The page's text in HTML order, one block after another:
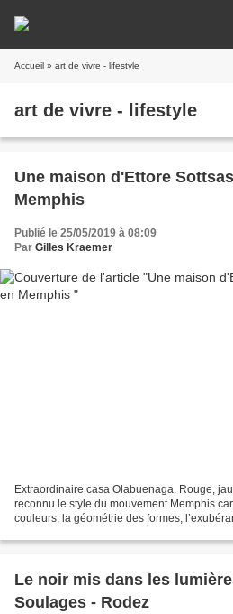
Accueil » art de vivre - lifestyle
art de vivre - lifestyle
Une maison d'Ettore
Memphis
Publié le 25/05/2019 à 08:09
Par Gilles Kraemer
Extraordinaire casa Olabuenaga. Rouge,
reconnu le style du mouvement Memphis
couleurs, la géométrie des formes,
Le noir mis dans les
Soulages - Rodez